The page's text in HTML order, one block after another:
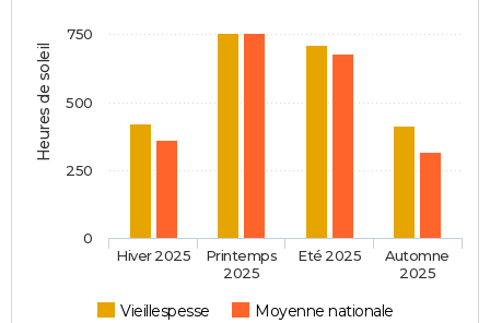
Heures de soleil
Vieillespesse Moyenne nationale
Hiver 2025
Printemps
2025
Eté 2025
Automne
2025
0
250
500
750